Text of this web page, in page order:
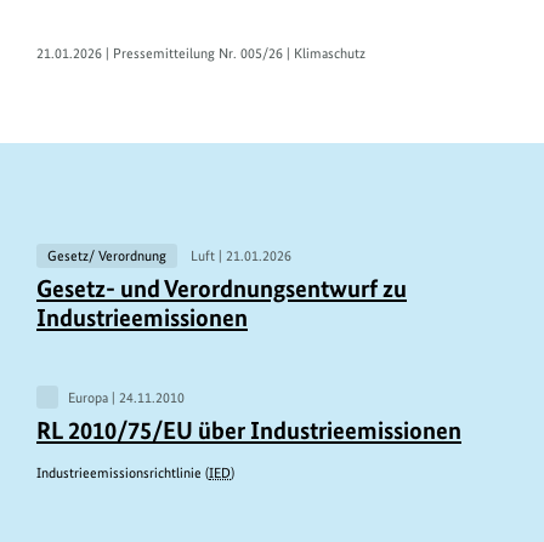
21.01.2026 | Pressemitteilung Nr. 005/26 | Klimaschutz
V
e
r
n
d
Gesetz/ Verordnung Luft | 21.01.2026
Gesetz- und Verordnungsentwurf zu
Industrieemissionen
Europa | 24.11.2010
RL 2010/75/EU über Industrieemissionen
Industrieemissionsrichtlinie (IED)